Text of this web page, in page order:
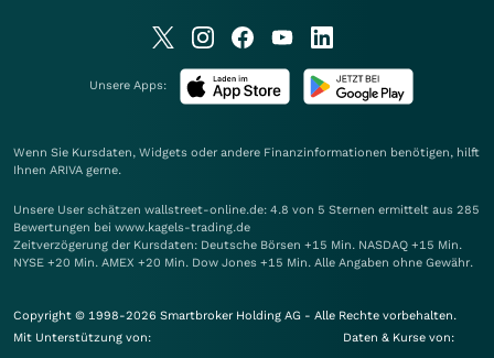
Unsere Apps:
Wenn Sie Kursdaten, Widgets oder andere Finanzinformationen benötigen, hilft
Ihnen ARIVA gerne.
Unsere User schätzen wallstreet-online.de: 4.8 von 5 Sternen ermittelt aus 285
Bewertungen bei www.kagels-trading.de
Zeitverzögerung der Kursdaten: Deutsche Börsen +15 Min. NASDAQ +15 Min.
NYSE +20 Min. AMEX +20 Min. Dow Jones +15 Min. Alle Angaben ohne Gewähr.
Copyright © 1998-2026 Smartbroker Holding AG - Alle Rechte vorbehalten.
Mit Unterstützung von:
Daten & Kurse von: